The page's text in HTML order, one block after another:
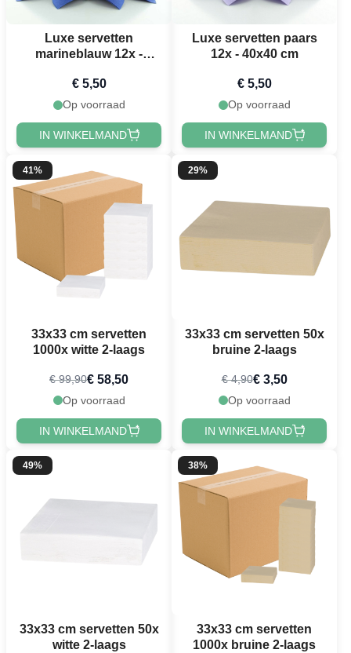
Luxe servetten
marineblauw 12x -
€ 5,50
Op voorraad
IN WINKELMAND
Luxe servetten paars
12x - 40x40 cm
€ 5,50
Op voorraad
IN WINKELMAND
41%
33x33 cm servetten
1000x witte 2-laags
€ 99,90€ 58,50
Op voorraad
IN WINKELMAND
29%
33x33 cm servetten 50x
bruine 2-laags
€ 4,90€ 3,50
Op voorraad
IN WINKELMAND
49%
33x33 cm servetten 50x
witte 2-laags
38%
33x33 cm servetten
1000x bruine 2-laags